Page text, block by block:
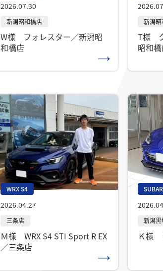
2026.07.30
新潟昭和橋店
W様 フォレスター／新潟昭
和橋店
T様
昭和
WRX S4
2026.04.27
三条店
Ｍ様 WRX S4 STI Sport R EX
／三条店
Ｋ様